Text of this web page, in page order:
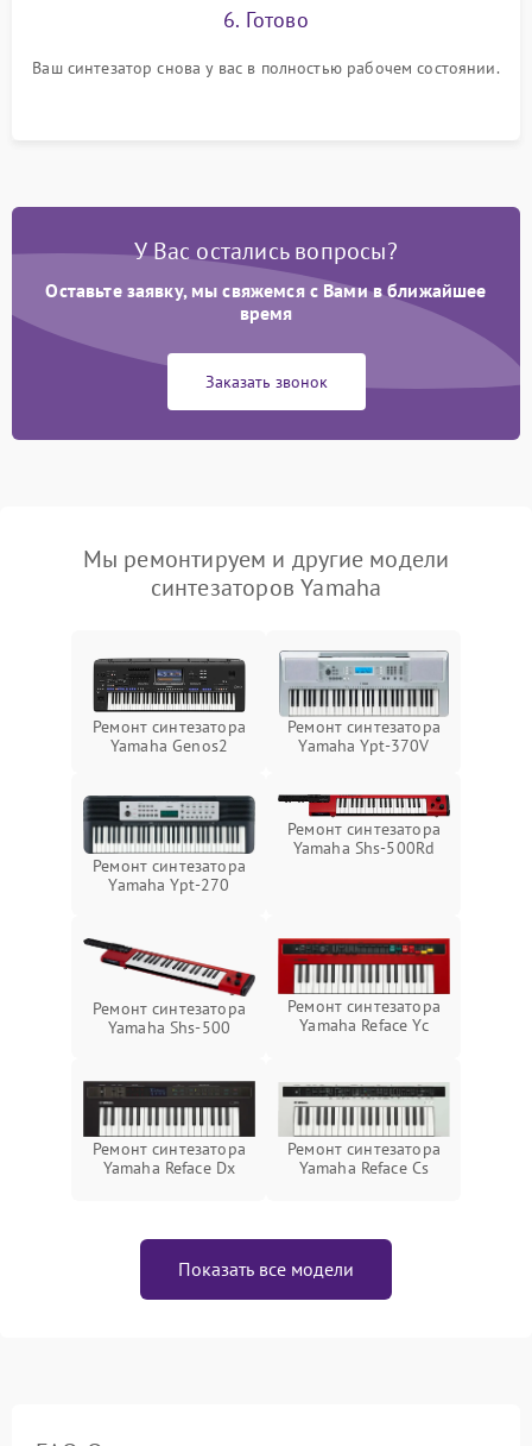
6. Готово
Ваш синтезатор снова у вас в полностью рабочем состоянии.
У Вас остались вопросы?
Оставьте заявку, мы свяжемся с Вами в ближайшее
время
Заказать звонок
Мы ремонтируем и другие модели
синтезаторов Yamaha
Ремонт синтезатора
Yamaha Genos2
Ремонт синтезатора
Yamaha Ypt-370V
Ремонт синтезатора
Yamaha Ypt-270
Ремонт синтезатора
Yamaha Shs-500Rd
Ремонт синтезатора
Yamaha Shs-500
Ремонт синтезатора
Yamaha Reface Yc
Ремонт синтезатора
Yamaha Reface Dx
Ремонт синтезатора
Yamaha Reface Cs
Показать все модели